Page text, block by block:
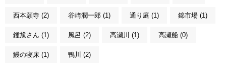
西本願寺 (2) 谷崎潤一郎 (1) 通り庭 (1) 錦市場 (1)
鍾馗さん (1) 風呂 (2) 高瀬川 (1) 高瀬船 (0)
鰻の寝床 (1) 鴨川 (2)